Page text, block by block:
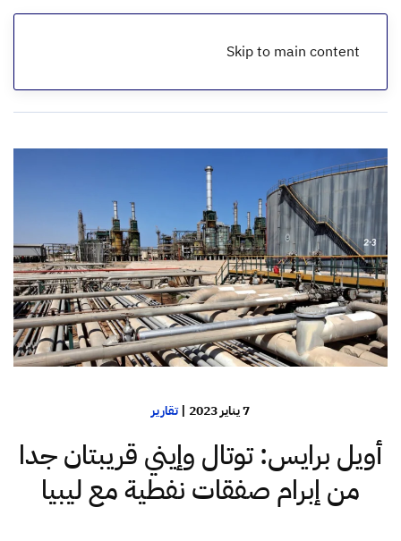
Skip to main content
الرئيسية
7 يناير 2023 |تقارير
أويل برايس: توتال وإيني قريبتان جدا
من إبرام صفقات نفطية مع ليبيا